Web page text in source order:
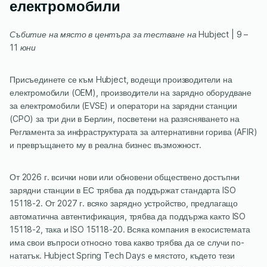
електромобили
Събитие на място в центъра за тестване на Hubject | 9 –
11 юни
Присъединете се към Hubject, водещи производители на
електромобили (OEM), производители на зарядно оборудване
за електромобили (EVSE) и оператори на зарядни станции
(CPO) за три дни в Берлин, посветени на разясняването на
Регламента за инфраструктурата за алтернативни горива (AFIR)
и превръщането му в реална бизнес възможност.
От 2026 г. всички нови или обновени обществено достъпни
зарядни станции в ЕС трябва да поддържат стандарта ISO
15118-2. От 2027 г. всяко зарядно устройство, предлагащо
автоматична автентификация, трябва да поддържа както ISO
15118-2, така и ISO 15118-20. Всяка компания в екосистемата
има свои въпроси относно това какво трябва да се случи по-
нататък. Hubject Spring Tech Days е мястото, където тези